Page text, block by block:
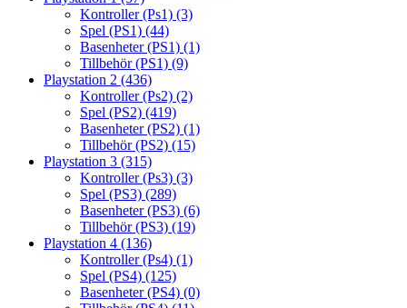
Kontroller (Ps1) (3)
Spel (PS1) (44)
Basenheter (PS1) (1)
Tillbehör (PS1) (9)
Playstation 2 (436)
Kontroller (Ps2) (2)
Spel (PS2) (419)
Basenheter (PS2) (1)
Tillbehör (PS2) (15)
Playstation 3 (315)
Kontroller (Ps3) (3)
Spel (PS3) (289)
Basenheter (PS3) (6)
Tillbehör (PS3) (19)
Playstation 4 (136)
Kontroller (Ps4) (1)
Spel (PS4) (125)
Basenheter (PS4) (0)